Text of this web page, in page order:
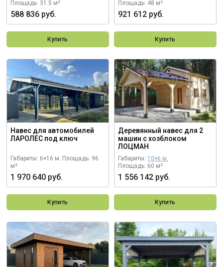
Площадь: 31.5 м²
588 836 руб.
Купить
Площадь: 48 м²
921 612 руб.
Купить
Навес для автомобилей
ЛАРОЛЕС под ключ
Габариты: 6×16 м. Площадь: 96
м²
1 970 640 руб.
Купить
Деревянный навес для 2
машин с хозблоком
ЛОЦМАН
Габариты: 10×6 м.
Площадь: 60 м²
1 556 142 руб.
Купить